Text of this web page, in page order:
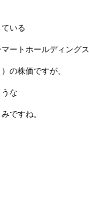
いる
ートホールディングス
の株価ですが、
な
ですね。